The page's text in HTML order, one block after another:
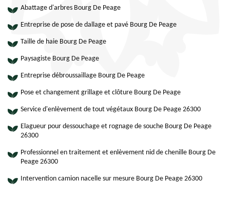
Abattage d'arbres Bourg De Peage
Entreprise de pose de dallage et pavé Bourg De Peage
Taille de haie Bourg De Peage
Paysagiste Bourg De Peage
Entreprise débroussaillage Bourg De Peage
Pose et changement grillage et clôture Bourg De Peage
Service d'enlèvement de tout végétaux Bourg De Peage 26300
Elagueur pour dessouchage et rognage de souche Bourg De Peage
26300
Professionnel en traitement et enlèvement nid de chenille Bourg De
Peage 26300
Intervention camion nacelle sur mesure Bourg De Peage 26300